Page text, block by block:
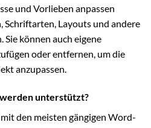
und Vorlieben anpassen
Schriftarten, Layouts und andere
können auch eigene
oder entfernen, um die
anzupassen.
unterstützt?
den meisten gängigen Word-